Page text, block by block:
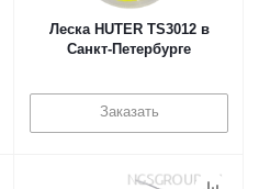
Леска HUTER TS3012 в
Санкт-Петербурге
Заказать